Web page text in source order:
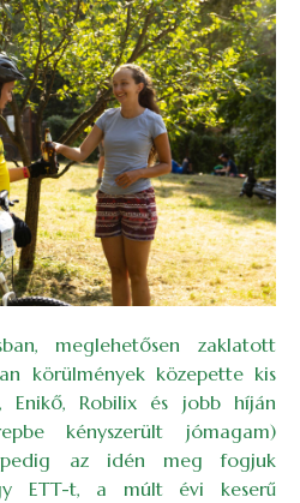
meglehetősen zaklatott
körülmények közepette kis
Enikő, Robilix és jobb híján
kényszerült jómagam)
az idén meg fogjuk
ETT-t, a múlt évi keserű